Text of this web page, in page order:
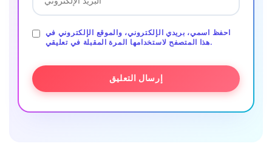
احفظ اسمي، بريدي الإلكتروني، والموقع الإلكتروني في
هذا المتصفح لاستخدامها المرة المقبلة في تعليقي.